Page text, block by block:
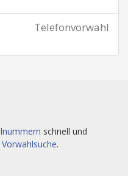
Telefonvorwahl
schnell und
Vorwahlsuche.